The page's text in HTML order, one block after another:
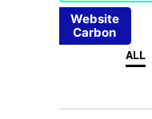
Website
Carbon
ALL